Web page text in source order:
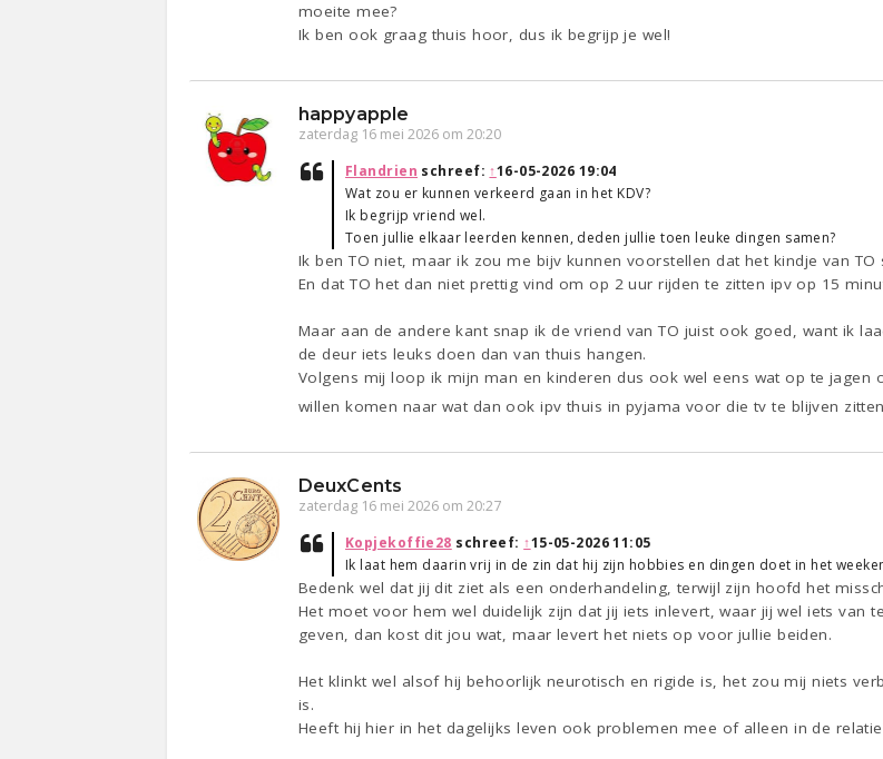
moeite mee?
Ik ben ook graag thuis hoor, dus ik begrijp je wel!
happyapple
zaterdag 16 mei 2026 om 20:20
Flandrien schreef: ↑16-05-2026 19:04
Wat zou er kunnen verkeerd gaan in het KDV?
Ik begrijp vriend wel.
Toen jullie elkaar leerden kennen, deden jullie toen leuke dingen samen?
Ik ben TO niet, maar ik zou me bijv kunnen voorstellen dat het kindje van
En dat TO het dan niet prettig vind om op 2 uur rijden te zitten ipv op 15
Maar aan de andere kant snap ik de vriend van TO juist ook goed, want ik
de deur iets leuks doen dan van thuis hangen.
Volgens mij loop ik mijn man en kinderen dus ook wel eens wat op te jagen
willen komen naar wat dan ook ipv thuis in pyjama voor die tv te blijven
DeuxCents
zaterdag 16 mei 2026 om 20:27
Kopjekoffie28 schreef: ↑15-05-2026 11:05
Ik laat hem daarin vrij in de zin dat hij zijn hobbies en dingen doet in het
Bedenk wel dat jij dit ziet als een onderhandeling, terwijl zijn hoofd het
Het moet voor hem wel duidelijk zijn dat jij iets inlevert, waar jij wel iets van
geven, dan kost dit jou wat, maar levert het niets op voor jullie beiden.
Het klinkt wel alsof hij behoorlijk neurotisch en rigide is, het zou mij niets
is.
Heeft hij hier in het dagelijks leven ook problemen mee of alleen in de